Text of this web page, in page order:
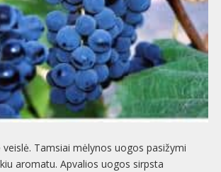
Tamsiai mėlynos uogos pasižymi
aromatu. Apvalios uogos sirpsta